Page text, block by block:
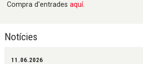
Compra d'entradesaquí.
Notícies
11.06.2026